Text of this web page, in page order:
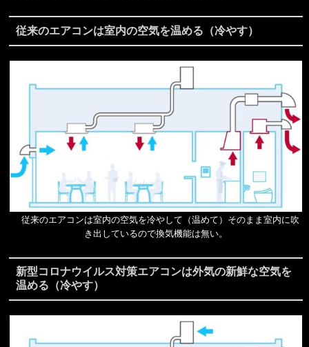
従来のエアコンは室内の空気を温める（冷やす）
従来のエアコンは室内の空気を冷やして（温めて）そのまま室内に吹
き出しているので換気機能は無い。
新型コロナウイルス対策エアコンは外気の新鮮な空気を
温める（冷やす）